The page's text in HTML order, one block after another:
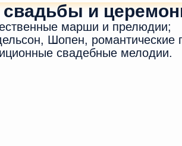
и
марши и прелюдии;
Шопен, романтические
свадебные мелодии.